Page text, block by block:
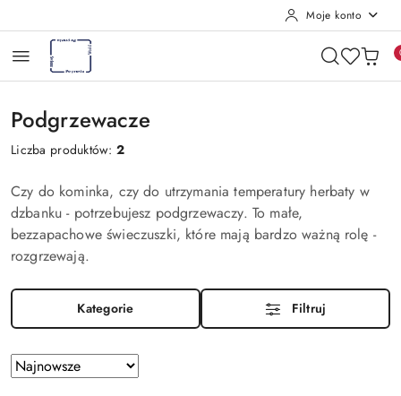
Moje konto
Podgrzewacze
Liczba produktów:2
Czy do kominka, czy do utrzymania temperatury herbaty w
dzbanku - potrzebujesz podgrzewaczy. To małe,
bezzapachowe świeczuszki, które mają bardzo ważną rolę -
rozgrzewają.
Kategorie Filtruj
Zastosowano
sortowanie:
Sortuj
według